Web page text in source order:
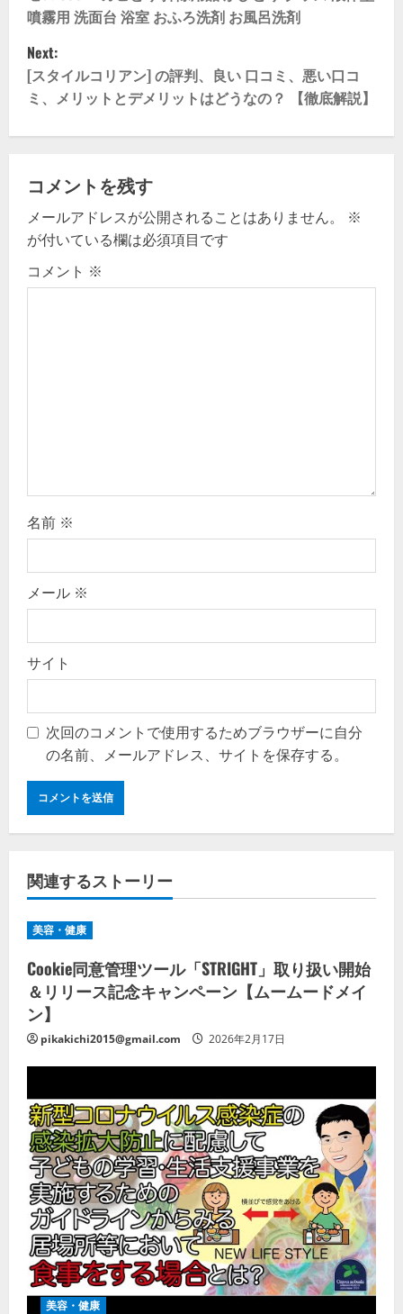
t
n
a
v
i
g
a
t
噴霧用 洗面台 浴室 おふろ洗剤 お風呂洗剤
Next:
[スタイルコリアン] の評判、良い 口コミ、悪い口コ
ミ、メリットとデメリットはどうなの？ 【徹底解説】
コメントを残す
メールアドレスが公開されることはありません。
※
が付いている欄は必須項目です
コメント ※
名前 ※
メール ※
サイト
次回のコメントで使用するためブラウザーに自分
の名前、メールアドレス、サイトを保存する。
関連するストーリー
美容・健康
Cookie同意管理ツール「STRIGHT」取り扱い開始
＆リリース記念キャンペーン【ムームードメイ
ン】
pikakichi2015@gmail.com 2026年2月17日
美容・健康